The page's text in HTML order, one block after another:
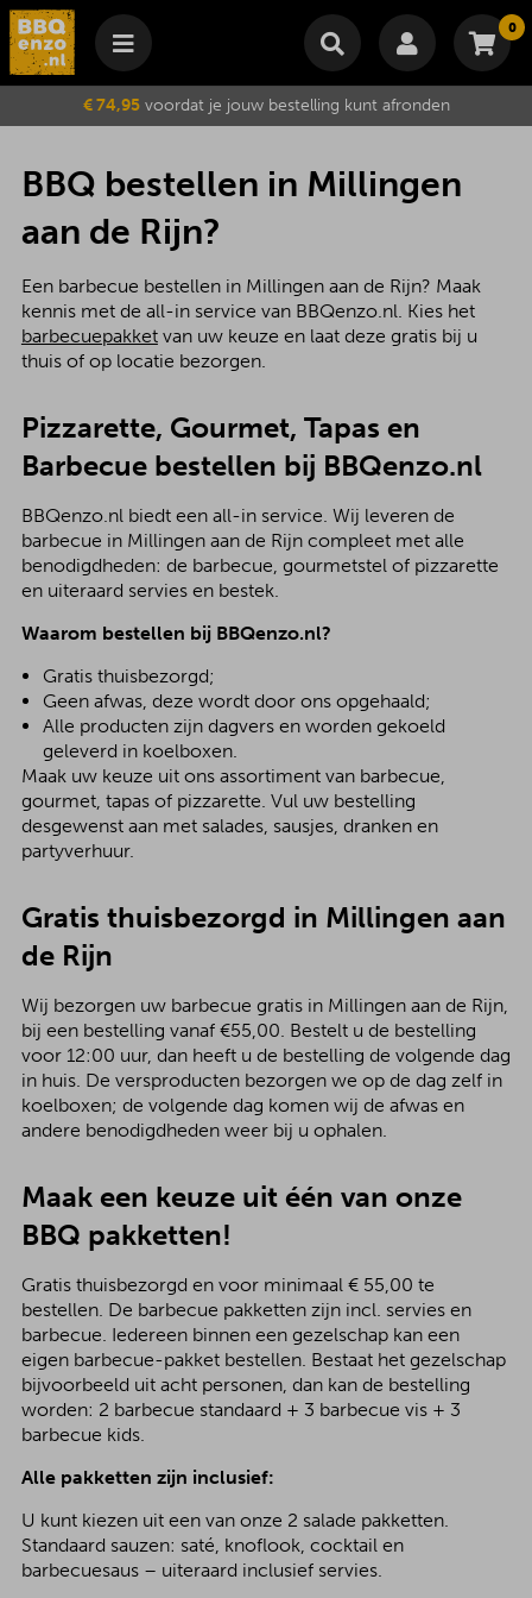
0
Winkelmand
Je winkelwagen is momenteel leeg.
Subtotaal €
Wijzig winkelmand Bestellen
€ 74,95voordat je jouw bestelling kunt afronden
BBQ bestellen in Millingen
aan de Rijn?
Een barbecue bestellen in Millingen aan de Rijn? Maak
kennis met de all-in service van BBQenzo.nl. Kies het
barbecuepakketvan uw keuze en laat deze gratis bij u
thuis of op locatie bezorgen.
Pizzarette, Gourmet, Tapas en
Barbecue bestellen bij BBQenzo.nl
BBQenzo.nl biedt een all-in service. Wij leveren de
barbecue in Millingen aan de Rijn compleet met alle
benodigdheden: de barbecue, gourmetstel of pizzarette
en uiteraard servies en bestek.
Waarom bestellen bij BBQenzo.nl?
Gratis thuisbezorgd;
Geen afwas, deze wordt door ons opgehaald;
Alle producten zijn dagvers en worden gekoeld
geleverd in koelboxen.
Maak uw keuze uit ons assortiment van barbecue,
gourmet, tapas of pizzarette. Vul uw bestelling
desgewenst aan met salades, sausjes, dranken en
partyverhuur.
Gratis thuisbezorgd in Millingen aan
de Rijn
Wij bezorgen uw barbecue gratis in Millingen aan de Rijn,
bij een bestelling vanaf €55,00. Bestelt u de bestelling
voor 12:00 uur, dan heeft u de bestelling de volgende dag
in huis. De versproducten bezorgen we op de dag zelf in
koelboxen; de volgende dag komen wij de afwas en
andere benodigdheden weer bij u ophalen.
Maak een keuze uit één van onze
BBQ pakketten!
Gratis thuisbezorgd en voor minimaal € 55,00 te
bestellen. De barbecue pakketten zijn incl. servies en
barbecue. Iedereen binnen een gezelschap kan een
eigen barbecue-pakket bestellen. Bestaat het gezelschap
bijvoorbeeld uit acht personen, dan kan de bestelling
worden: 2 barbecue standaard + 3 barbecue vis + 3
barbecue kids.
Alle pakketten zijn inclusief:
U kunt kiezen uit een van onze 2 salade pakketten.
Standaard sauzen: saté, knoflook, cocktail en
barbecuesaus – uiteraard inclusief servies.